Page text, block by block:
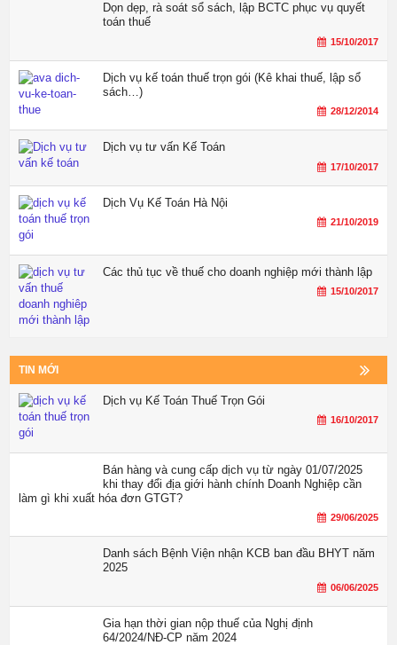
Dọn dẹp, rà soát sổ sách, lập BCTC phục vụ quyết
toán thuế
15/10/2017
Dịch vụ kế toán thuế trọn gói (Kê khai thuế, lập sổ
sách…)
28/12/2014
Dịch vụ tư vấn Kế Toán
17/10/2017
Dịch Vụ Kế Toán Hà Nội
21/10/2019
Các thủ tục về thuế cho doanh nghiệp mới thành lập
15/10/2017
TIN MỚI
Dịch vụ Kế Toán Thuế Trọn Gói
16/10/2017
Bán hàng và cung cấp dịch vụ từ ngày 01/07/2025
khi thay đổi địa giới hành chính Doanh Nghiệp cần
làm gì khi xuất hóa đơn GTGT?
29/06/2025
Danh sách Bệnh Viện nhận KCB ban đầu BHYT năm
2025
06/06/2025
Gia hạn thời gian nộp thuế của Nghị định
64/2024/NĐ-CP năm 2024